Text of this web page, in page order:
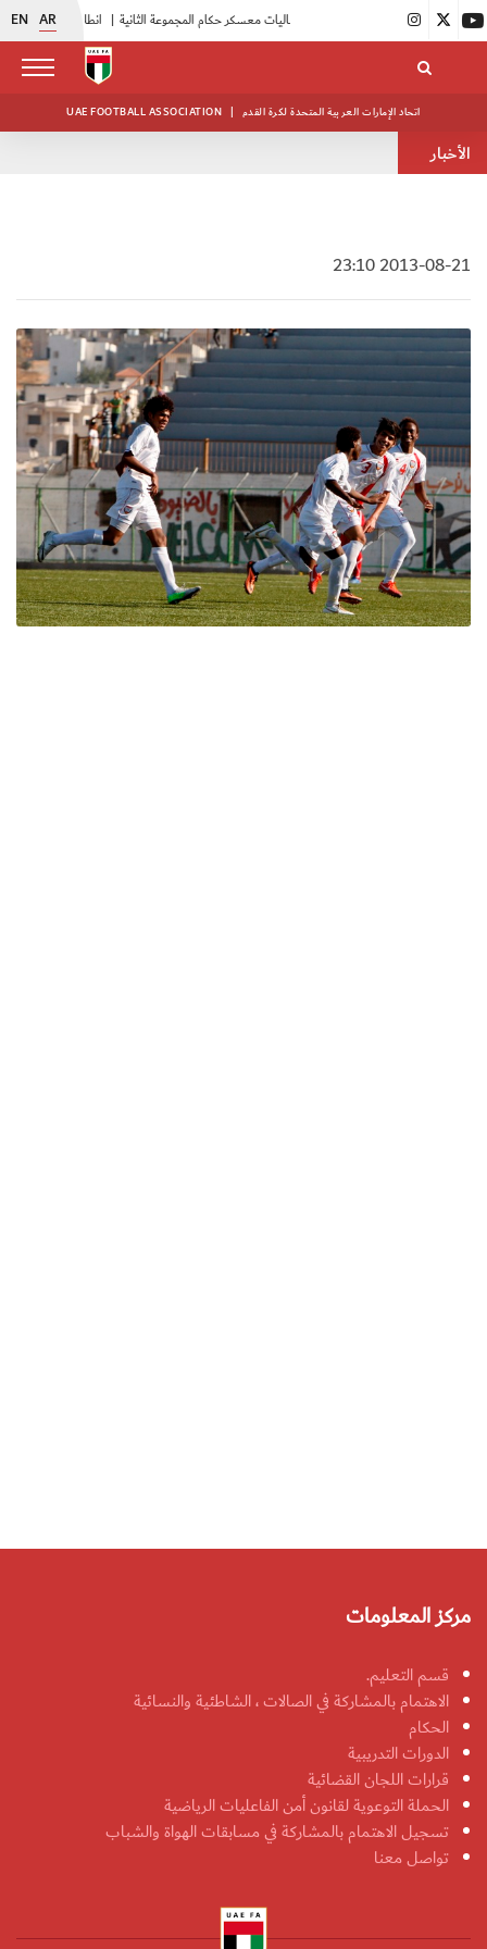
EN AR انطلاق منافسات بطولة النخبة لحرس الرئاسة |
UAE FOOTBALL ASSOCIATION | اتحاد الإمارات العربية المتحدة لكرة القدم
الأخبار
2013-08-21 23:10
مركز المعلومات
قسم التعليم.
الاهتمام بالمشاركة في الصالات ، الشاطئية والنسائية
الحكام
الدورات التدريبية
قرارات اللجان القضائية
الحملة التوعوية لقانون أمن الفاعليات الرياضية
تسجيل الاهتمام بالمشاركة في مسابقات الهواة والشباب
تواصل معنا